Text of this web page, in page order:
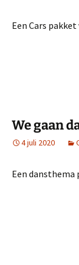
Een Cars
We gaan
4 juli 2020
Een dansthema